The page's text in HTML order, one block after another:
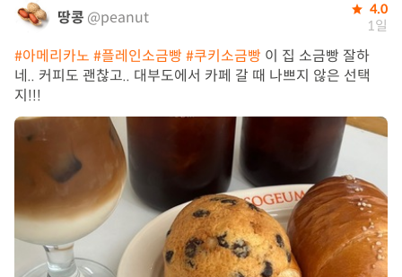
땅콩 @peanut 4.0
1일
#아메리카노 #플레인소금빵 #쿠키소금빵 이 집 소금빵 잘하
네.. 커피도 괜찮고.. 대부도에서 카페 갈 때 나쁘지 않은 선택
지!!!